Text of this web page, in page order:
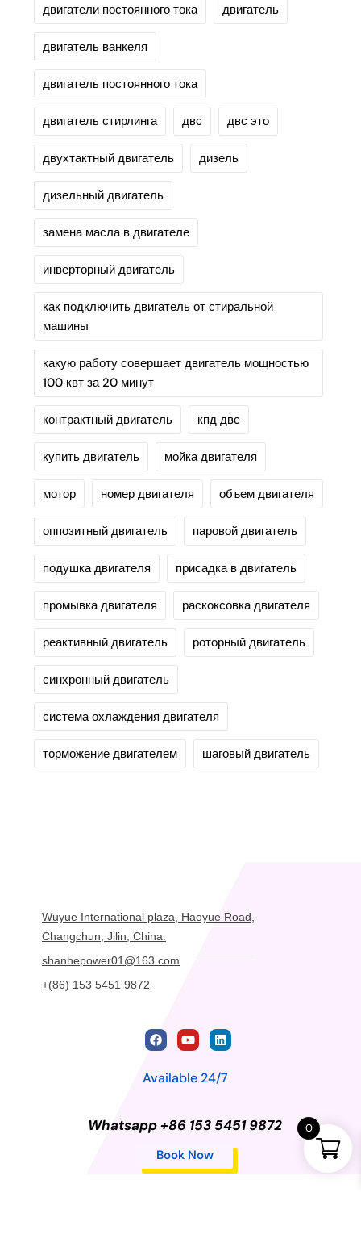
двигатели постоянного тока двигатель
двигатель ванкеля
двигатель постоянного тока
двигатель стирлинга двс двс это
двухтактный двигатель дизель
дизельный двигатель
замена масла в двигателе
инверторный двигатель
как подключить двигатель от стиральной
машины
какую работу совершает двигатель мощностью
100 квт за 20 минут
контрактный двигатель кпд двс
купить двигатель мойка двигателя
мотор номер двигателя объем двигателя
оппозитный двигатель паровой двигатель
подушка двигателя присадка в двигатель
промывка двигателя раскоксовка двигателя
реактивный двигатель роторный двигатель
синхронный двигатель
система охлаждения двигателя
торможение двигателем шаговый двигатель
Wuyue International plaza, Haoyue Road,
Changchun, Jilin, China.
shanhepower01@163.com
+(86) 153 5451 9872
Available 24/7
Whatsapp +86 153 5451 9872
Book Now
0